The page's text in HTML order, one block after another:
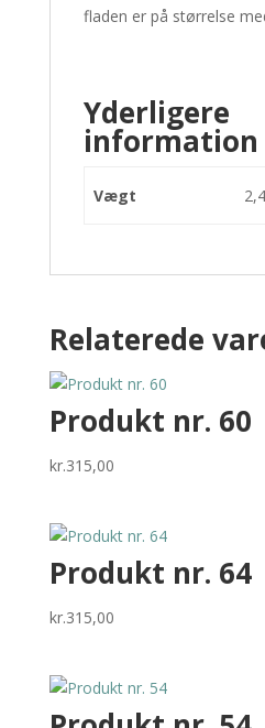
fladen er på størrelse
Yderligere
information
Vægt
Relaterede
Produkt nr. 60
kr.315,00
Produkt nr. 64
kr.315,00